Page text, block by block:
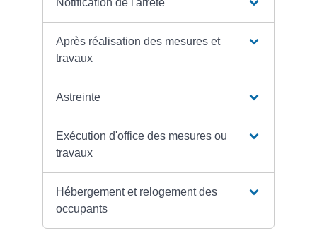
Notification de l'arrêté
Après réalisation des mesures et
travaux
Astreinte
Exécution d'office des mesures ou
travaux
Hébergement et relogement des
occupants